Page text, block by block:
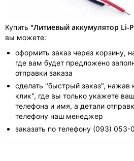
Купить "Литиевый аккумулятор Li-
вы можете:
оформить заказ через корзину,
где вам будет предложено
отправки заказа
сделать "быстрый заказ", нажав
клик", где вы только укажете
телефона и имя, а детали
телефону наш менеджер
заказать по телефону (093) 053-